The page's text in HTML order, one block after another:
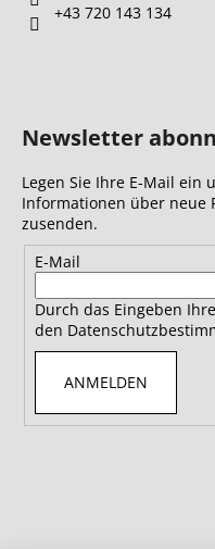
+43 720 143 134
Newsletter
Legen Sie Ihre E-Mail ein
Informationen über neue
zusenden.
E-Mail
Durch das Eingeben
den
ANMELDEN